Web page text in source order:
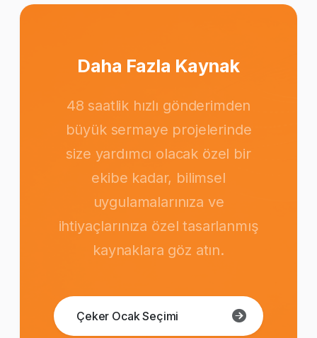
Daha Fazla Kaynak
48 saatlik hızlı gönderimden
büyük sermaye projelerinde
size yardımcı olacak özel bir
ekibe kadar, bilimsel
uygulamalarınıza ve
ihtiyaçlarınıza özel tasarlanmış
kaynaklara göz atın.
Çeker Ocak Seçimi